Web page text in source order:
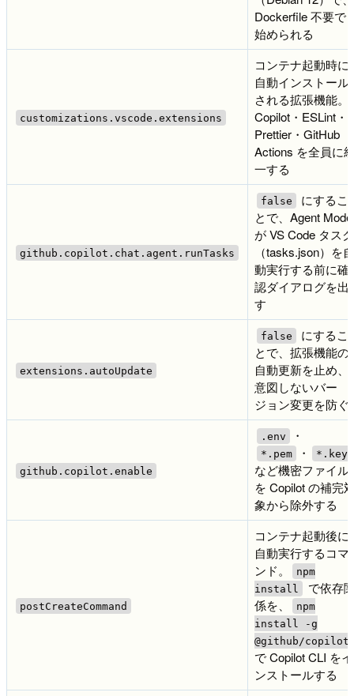
Dockerfile 不要で
始められる
customizations.vscode.extensions
コンテナ起動時に
自動インストール
される拡張機能。
Copilot・ESLint・
Prettier・GitHub
Actions を全員に
一する
github.copilot.chat.agent.runTasks
false
にするこ
とで、Agent Mode
が VS Code タスク
（tasks.json）を自
動実行する前に確
認ダイアログを出
す
extensions.autoUpdate
false
にするこ
とで、拡張機能の
自動更新を止め、
意図しないバー
ジョン変更を防ぐ
github.copilot.enable
.env ・
*.pem ・ *.key
など機密ファイル
を Copilot の補完
象から除外する
postCreateCommand
コンテナ起動後に
自動実行するコマ
ンド。
npm
install
で依存
係を、
npm
install -g
@github/copilot
で Copilot CLI をイ
ンストールする